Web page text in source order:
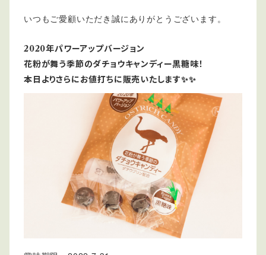
いつもご愛顧いただき誠にありがとうございます。
2020年パワーアップバージョン
花粉が舞う季節のダチョウキャンディー黒糖味！
本日よりさらにお値打ちに販売いたします✨✨